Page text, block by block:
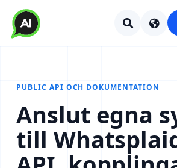
PUBLIC API OCH DOKUMENTATION
Anslut egna
till